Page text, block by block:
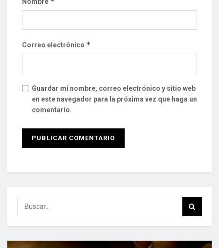
Correo electrónico *
Guardar mi nombre, correo electrónico y sitio web
en este navegador para la próxima vez que haga un
comentario.